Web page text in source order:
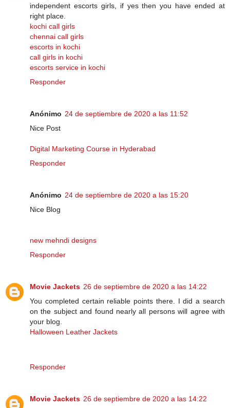
independent escorts girls, if yes then you have ended at
right place.
kochi call girls
chennai call girls
escorts in kochi
call girls in kochi
escorts service in kochi
Responder
Anónimo 24 de septiembre de 2020 a las 11:52
Nice Post
Digital Marketing Course in Hyderabad
Responder
Anónimo 24 de septiembre de 2020 a las 15:20
Nice Blog
new mehndi designs
Responder
Movie Jackets 26 de septiembre de 2020 a las 14:22
You completed certain reliable points there. I did a search
on the subject and found nearly all persons will agree with
your blog.
Halloween Leather Jackets
Responder
Movie Jackets 26 de septiembre de 2020 a las 14:22